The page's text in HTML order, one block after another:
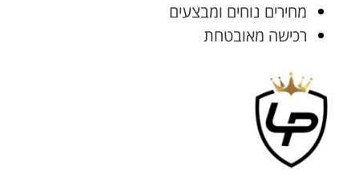
מחירים נוחים ומבצעים
רכישה מאובטחת